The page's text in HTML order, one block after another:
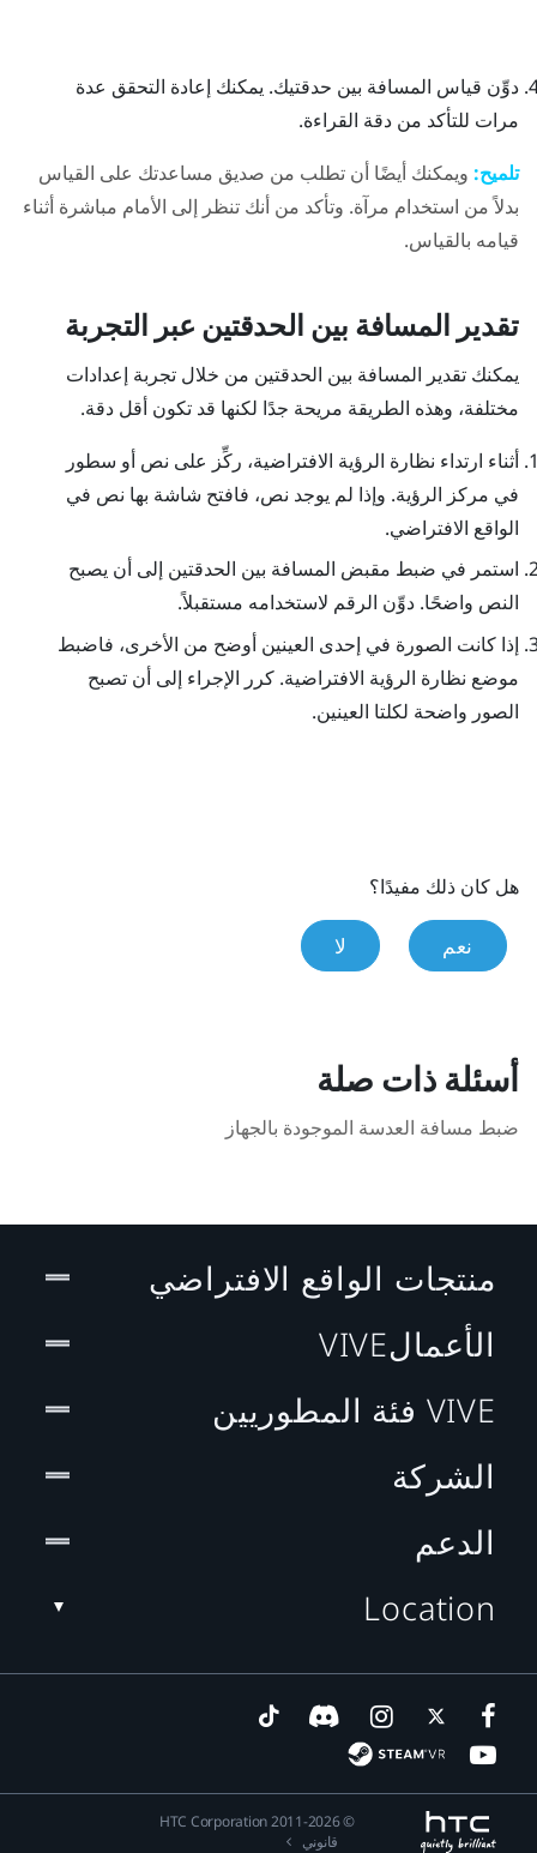
دوِّن قياس المسافة بين حدقتيك. يمكنك إعادة التحقق عدة
مرات للتأكد من دقة القراءة.
تلميح: ويمكنك أيضًا أن تطلب من صديق مساعدتك على القياس
بدلاً من استخدام مرآة. وتأكد من أنك تنظر إلى الأمام مباشرة أثناء
قيامه بالقياس.
تقدير المسافة بين الحدقتين عبر التجربة
يمكنك تقدير المسافة بين الحدقتين من خلال تجربة إعدادات
مختلفة، وهذه الطريقة مريحة جدًا لكنها قد تكون أقل دقة.
أثناء ارتداء نظارة الرؤية الافتراضية، ركِّز على نص أو سطور
في مركز الرؤية. وإذا لم يوجد نص، فافتح شاشة بها نص في
الواقع الافتراضي.
استمر في ضبط مقبض المسافة بين الحدقتين إلى أن يصبح
النص واضحًا. دوِّن الرقم لاستخدامه مستقبلاً.
إذا كانت الصورة في إحدى العينين أوضح من الأخرى، فاضبط
موضع نظارة الرؤية الافتراضية. كرر الإجراء إلى أن تصبح
الصور واضحة لكلتا العينين.
هل كان ذلك مفيدًا؟
نعم لا
أسئلة ذات صلة
ضبط مسافة العدسة الموجودة بالجهاز
منتجات الواقع الافتراضي
الأعمالVIVE
VIVE فئة المطوريين
الشركة
الدعم
Location
© 2011-2026 HTC Corporation
قانوني